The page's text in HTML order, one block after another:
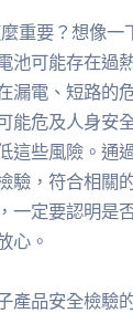
重要？想像一
池可能存在過
漏電、短路的
能危及人身安
這些風險。通
驗，符合相關
一定要認明是
心。
產品安全檢驗